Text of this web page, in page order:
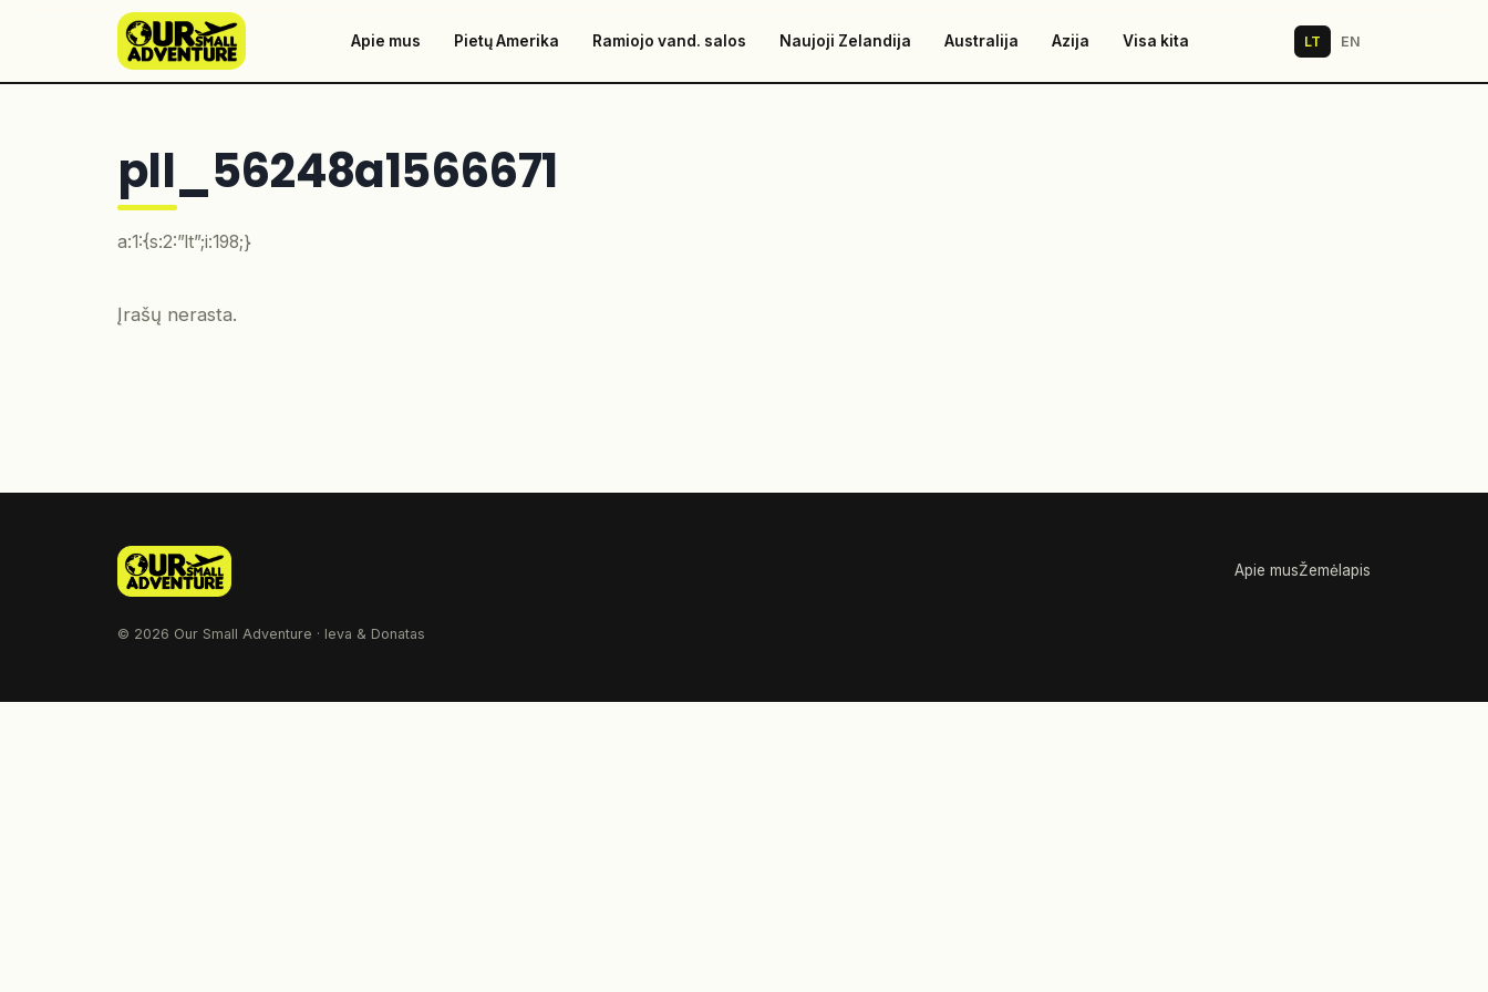
Apie mus Pietų Amerika Ramiojo vand. salos Naujoji Zelandija Australija Azija Visa kita LT EN
pll_56248a1566671
a:1:{s:2:”lt”;i:198;}
Įrašų nerasta.
Apie musŽemėlapis
© 2026 Our Small Adventure · Ieva & Donatas